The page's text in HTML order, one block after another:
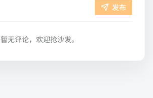
发布
暂无评论，欢迎抢沙发。